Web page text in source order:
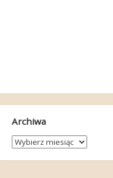
Archiwa
Archiwa